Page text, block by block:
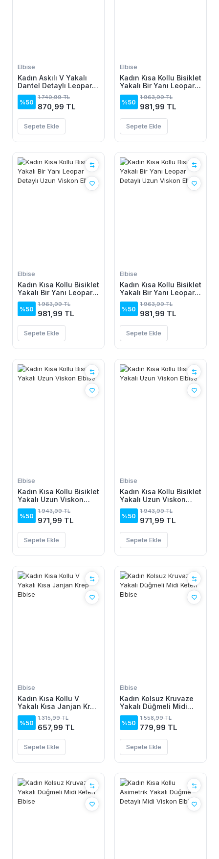
Elbise
Kadın Askılı V Yakalı
Dantel Detaylı Leopar
Desenli Süprem Atlet
Ve şort Ikili Takım
%50
1.740,99 TL
870,99 TL
Sepete Ekle
Elbise
Kadın Kısa Kollu Bisiklet
Yakalı Bir Yanı Leopar
Detaylı Uzun Viskon
Elbise
%50
1.963,99 TL
981,99 TL
Sepete Ekle
Elbise
Kadın Kısa Kollu Bisiklet
Yakalı Bir Yanı Leopar
Detaylı Uzun Viskon
Elbise
%50
1.963,99 TL
981,99 TL
Sepete Ekle
Elbise
Kadın Kısa Kollu Bisiklet
Yakalı Bir Yanı Leopar
Detaylı Uzun Viskon
Elbise
%50
1.963,99 TL
981,99 TL
Sepete Ekle
Elbise
Kadın Kısa Kollu Bisiklet
Yakalı Uzun Viskon
Elbise
%50
1.943,99 TL
971,99 TL
Sepete Ekle
Elbise
Kadın Kısa Kollu Bisiklet
Yakalı Uzun Viskon
Elbise
%50
1.943,99 TL
971,99 TL
Sepete Ekle
Elbise
Kadın Kısa Kollu V
Yakalı Kısa Janjan Krep
Elbise
%50
1.315,99 TL
657,99 TL
Sepete Ekle
Elbise
Kadın Kolsuz Kruvaze
Yakalı Düğmeli Midi
Keten Elbise
%50
1.558,99 TL
779,99 TL
Sepete Ekle